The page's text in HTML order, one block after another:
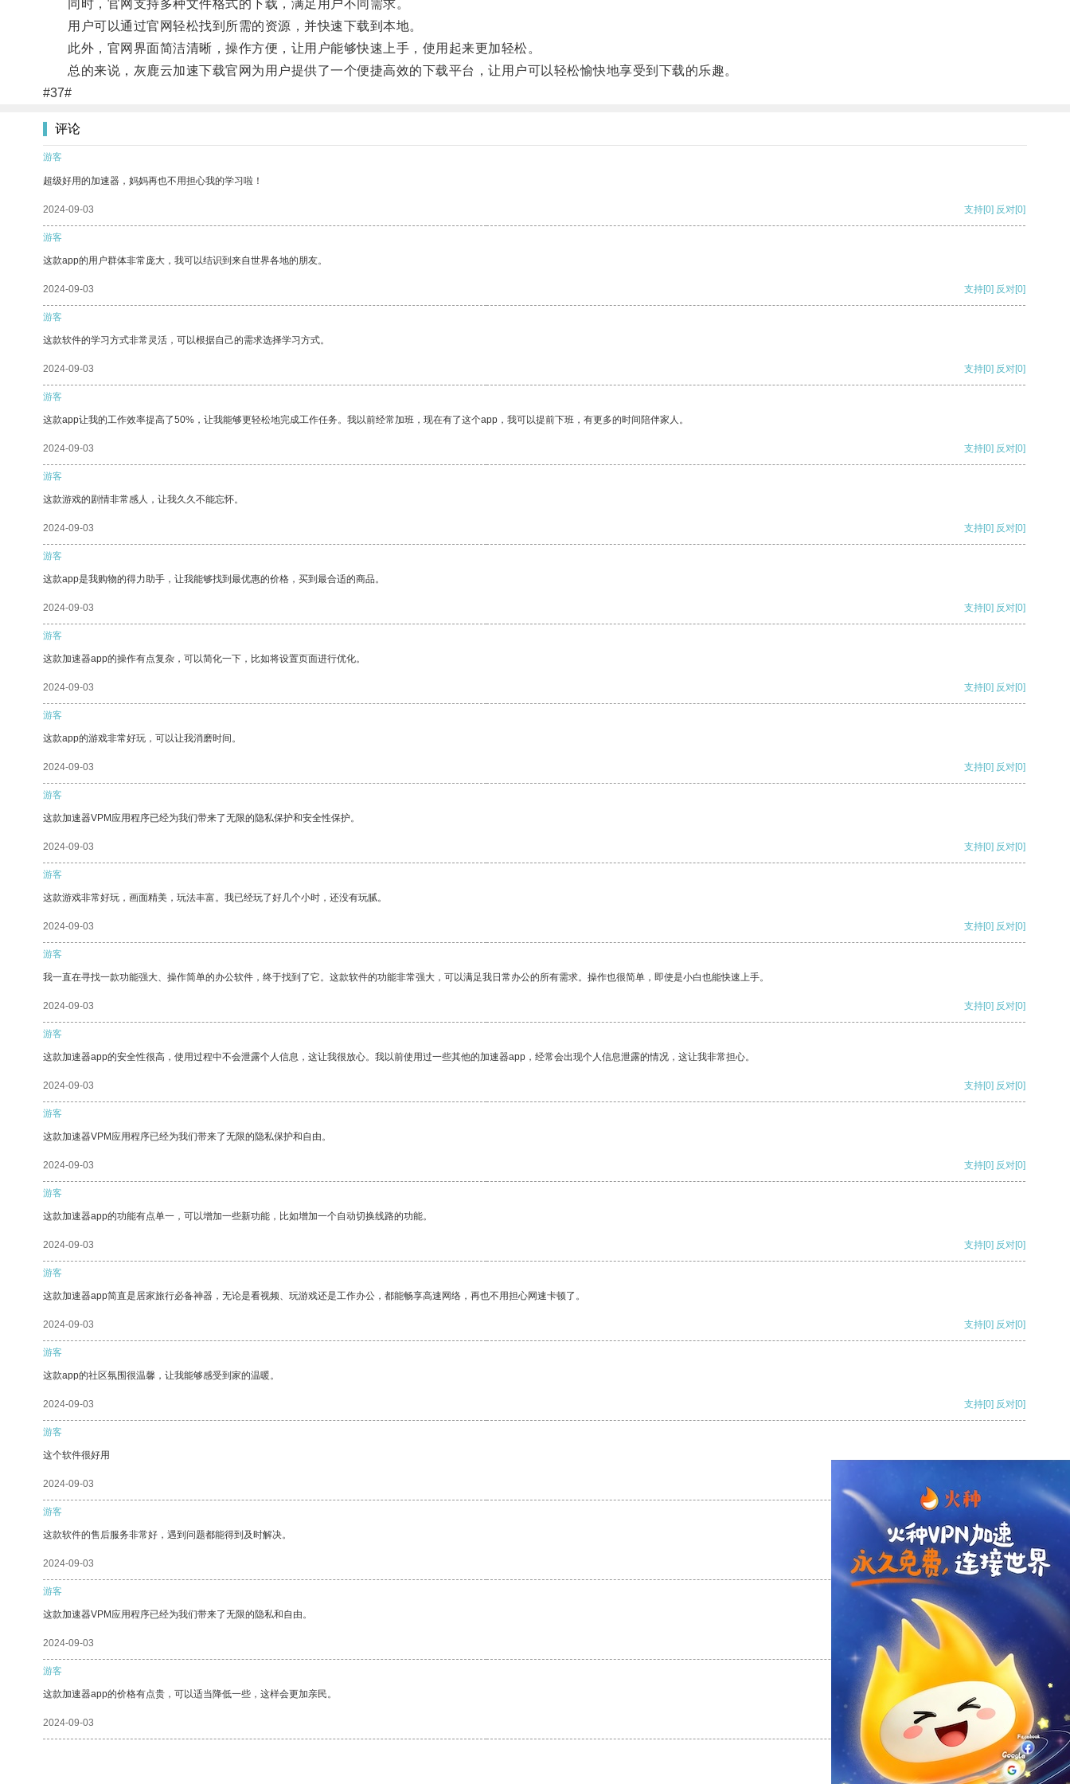
同时，官网支持多种文件格式的下载，满足用户不同需求。
用户可以通过官网轻松找到所需的资源，并快速下载到本地。
此外，官网界面简洁清晰，操作方便，让用户能够快速上手，使用起来更加轻松。
总的来说，灰鹿云加速下载官网为用户提供了一个便捷高效的下载平台，让用户可以轻松愉快地享受到下载的乐趣。
#37#
评论
游客
超级好用的加速器，妈妈再也不用担心我的学习啦！
2024-09-03 支持[0] 反对[0]
游客
这款app的用户群体非常庞大，我可以结识到来自世界各地的朋友。
2024-09-03 支持[0] 反对[0]
游客
这款软件的学习方式非常灵活，可以根据自己的需求选择学习方式。
2024-09-03 支持[0] 反对[0]
游客
这款app让我的工作效率提高了50%，让我能够更轻松地完成工作任务。我以前经常加班，现在有了这个app，我可以提前下班，有更多的时间陪伴家人。
2024-09-03 支持[0] 反对[0]
游客
这款游戏的剧情非常感人，让我久久不能忘怀。
2024-09-03 支持[0] 反对[0]
游客
这款app是我购物的得力助手，让我能够找到最优惠的价格，买到最合适的商品。
2024-09-03 支持[0] 反对[0]
游客
这款加速器app的操作有点复杂，可以简化一下，比如将设置页面进行优化。
2024-09-03 支持[0] 反对[0]
游客
这款app的游戏非常好玩，可以让我消磨时间。
2024-09-03 支持[0] 反对[0]
游客
这款加速器VPM应用程序已经为我们带来了无限的隐私保护和安全性保护。
2024-09-03 支持[0] 反对[0]
游客
这款游戏非常好玩，画面精美，玩法丰富。我已经玩了好几个小时，还没有玩腻。
2024-09-03 支持[0] 反对[0]
游客
我一直在寻找一款功能强大、操作简单的办公软件，终于找到了它。这款软件的功能非常强大，可以满足我日常办公的所有需求。操作也很简单，即使是小白也能快速上手。
2024-09-03 支持[0] 反对[0]
游客
这款加速器app的安全性很高，使用过程中不会泄露个人信息，这让我很放心。我以前使用过一些其他的加速器app，经常会出现个人信息泄露的情况，这让我非常担心。
2024-09-03 支持[0] 反对[0]
游客
这款加速器VPM应用程序已经为我们带来了无限的隐私保护和自由。
2024-09-03 支持[0] 反对[0]
游客
这款加速器app的功能有点单一，可以增加一些新功能，比如增加一个自动切换线路的功能。
2024-09-03 支持[0] 反对[0]
游客
这款加速器app简直是居家旅行必备神器，无论是看视频、玩游戏还是工作办公，都能畅享高速网络，再也不用担心网速卡顿了。
2024-09-03 支持[0] 反对[0]
游客
这款app的社区氛围很温馨，让我能够感受到家的温暖。
2024-09-03 支持[0] 反对[0]
游客
这个软件很好用
2024-09-03
游客
这款软件的售后服务非常好，遇到问题都能得到及时解决。
2024-09-03 支持 [0] 反对[0]
游客
这款加速器VPM应用程序已经为我们带来了无限的隐私和自由。
2024-09-03 支持[0] 反对
游客
这款加速器app的价格有点贵，可以适当降低一些，这样会更加亲民。
2024-09-03 支持[0] 反对[0]